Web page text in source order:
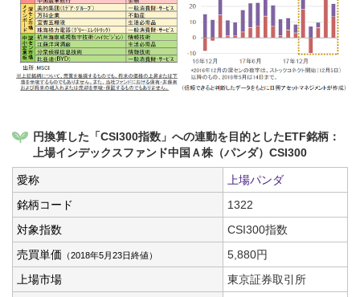
円換算した「CSI300指数」への連動を目的としたETF銘柄：
上場インデックスファンド中国Ａ株（パンダ）CSI300
愛称
上場パンダ
銘柄コード
1322
対象指数
CSI300指数
売買単価 （2018年5月23日終値）
5,880円
上場市場
東京証券取引所